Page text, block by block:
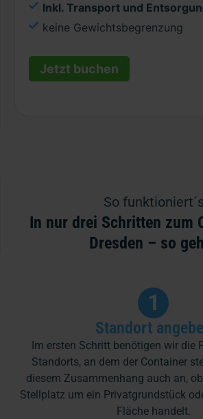
Inkl. Transport und
keine Gewichtsbegrenzung
Jetzt buchen
So funktioniert´s
In nur drei Schritten zum
Dresden – so
1
Standort
Im ersten Schritt benötigen wir die
Standorts, an dem der Container
diesem Zusammenhang auch an,
Stellplatz um ein Privatgrundstück
Fläche handelt.